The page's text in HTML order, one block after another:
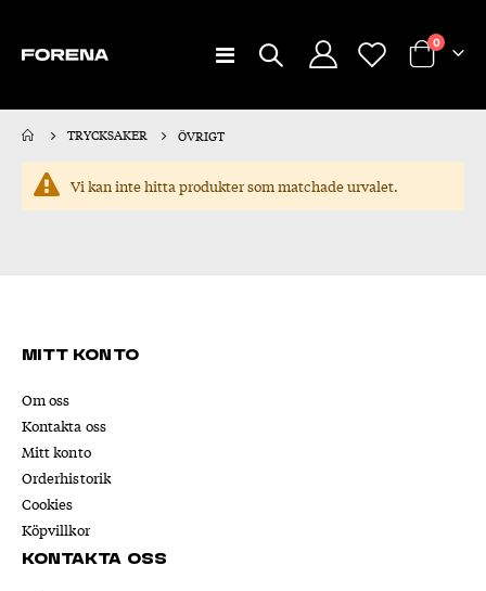
Växla
Cart
0artiklar
TRYCKSAKER ÖVRIGT
Vi kan inte hitta produkter som matchade urvalet.
Mitt konto
Om oss
Kontakta oss
Mitt konto
Orderhistorik
Cookies
Köpvillkor
Kontakta oss